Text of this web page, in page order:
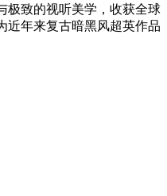
极致的视听美学，收获全球
近年来复古暗黑风超英作品